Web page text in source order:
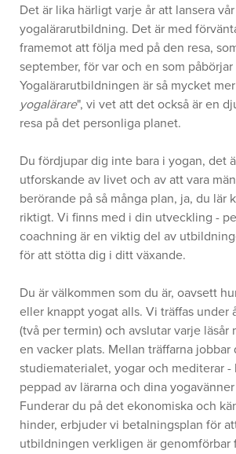
Det är lika härligt varje år att lansera
yogalärarutbildning. Det är med
framemot att följa med på den resa,
september, för var och en som
Yogalärarutbildningen är så mycket
yogalärare", vi vet att det också är en
resa på det personliga planet.
Du fördjupar dig inte bara i yogan, det
utforskande av livet och av att vara
berörande på så många plan, ja, du lär
riktigt. Vi finns med i din utveckling -
coachning är en viktig del av
för att stötta dig i ditt växande.
Du är välkommen som du är, oavsett
eller knappt yogat alls. Vi träffas under
(två per termin) och avslutar varje läsår
en vacker plats. Mellan träffarna jobbar
studiematerialet, yogar och mediterar -
peppad av lärarna och dina
Funderar du på det ekonomiska och
hinder, erbjuder vi betalningsplan för
utbildningen verkligen är genomförbar